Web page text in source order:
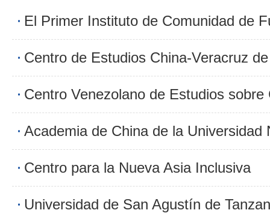
Centro para la Nueva Asia Inclusiva